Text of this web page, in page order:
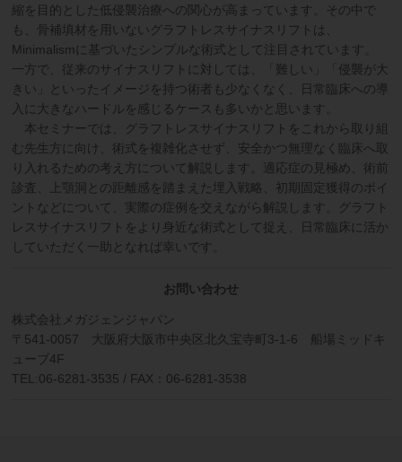
縮を目的とした低侵襲治療への関心が高まっています。その中で
も、骨補填材を用いないグラフトレスサイナスリフトは、
Minimalismに基づいたシンプルな術式として注目されています。
一方で、従来のサイナスリフトに対しては、「難しい」「侵襲が大
きい」といったイメージを持つ術者も少なくなく、日常臨床への導
入に大きなハードルを感じるケースも多いかと思います。
本セミナーでは、グラフトレスサイナスリフトをこれから取り組
む先生方に向け、術式を複雑化させず、安全かつ無理なく臨床へ取
り入れるための考え方について解説します。適応症の見極め、術前
診査、上顎洞との距離感を踏まえた埋入戦略、初期固定獲得のポイ
ントなどについて、実際の症例を交えながら解説します。グラフト
レスサイナスリフトをより身近な術式として捉え、日常臨床に活か
していただく一助となれば幸いです。
お問い合わせ
株式会社メガジェンジャパン
〒541-0057 大阪府大阪市中央区北久宝寺町3-1-6 船場ミッドキ
ューブ4F
TEL:06-6281-3535 / FAX：06-6281-3538